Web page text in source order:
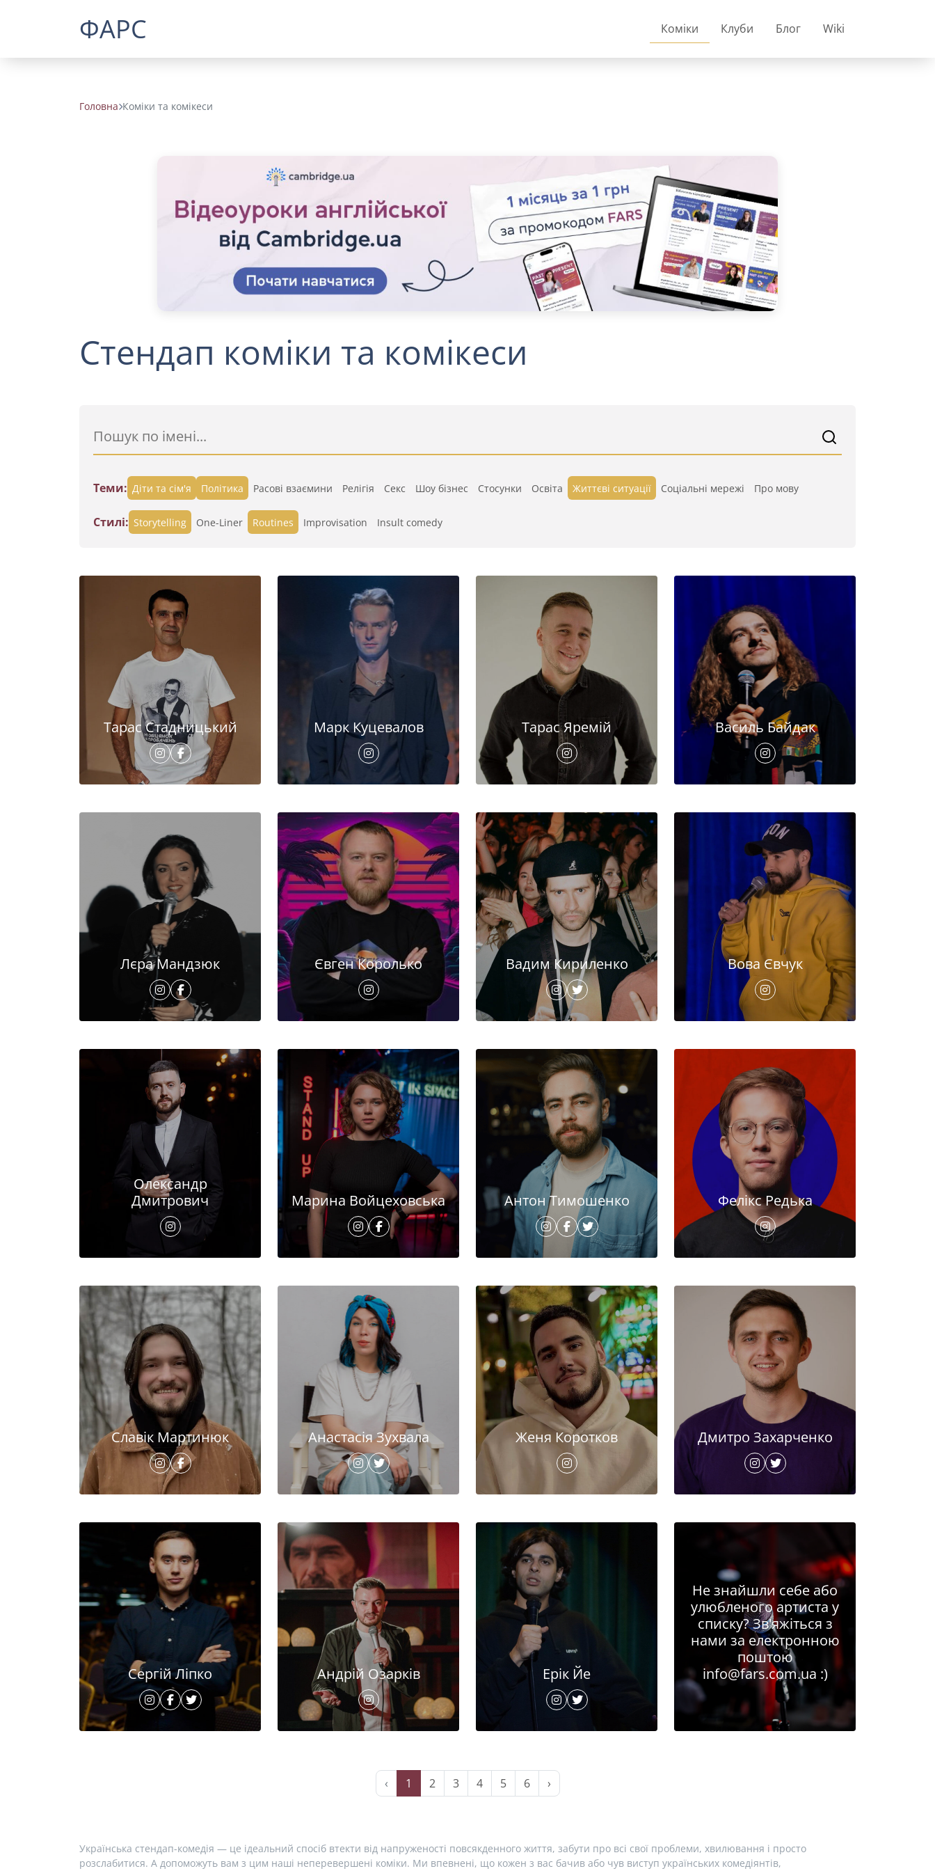
ФАРС Коміки Клуби Блог Wiki
Головна Коміки та комікеси
Стендап коміки та комікеси
Теми: Діти та сім'я Політика Расові взаємини Релігія Секс Шоу бізнес Стосунки Освіта Життєві ситуації Cоціальні мережі Про мову
Стилі: Storytelling One-Liner Routines Improvisation Insult comedy
Тарас Стадницький Марк Куцевалов Тарас Яремій Василь Байдак
Лєра Мандзюк Євген Королько Вадим Кириленко Вова Євчук
Олександр
Дмитрович
Марина Войцеховська Антон Тимошенко Фелікс Редька
Славік Мартинюк Анастасія Зухвала Женя Коротков Дмитро Захарченко
Сергій Ліпко Андрій Озарків Ерік Йе
Не знайшли себе або
улюбленого артиста у
списку? Зв'яжіться з
нами за електронною
поштою
info@fars.com.ua :)
‹ 1 2 3 4 5 6 ›
Українська стендап-комедія — це ідеальний спосіб втекти від напруженості повсякденного життя, забути про всі свої проблеми, хвилювання і просто
розслабитися. А допоможуть вам з цим наші неперевершені коміки. Ми впевнені, що кожен з вас бачив або чув виступ українських комедіянтів,